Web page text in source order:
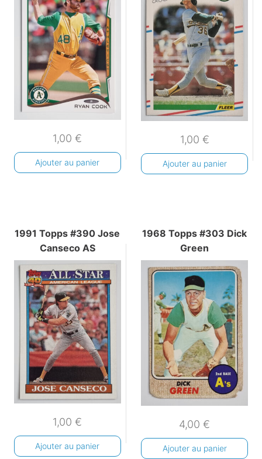
1,00€
Ajouter au panier
1,00 €
Ajouter au panier
1991 Topps #390 Jose
Canseco AS
1,00€
Ajouter au panier
1968 Topps #303 Dick
Green
4,00€
Ajouter au panier